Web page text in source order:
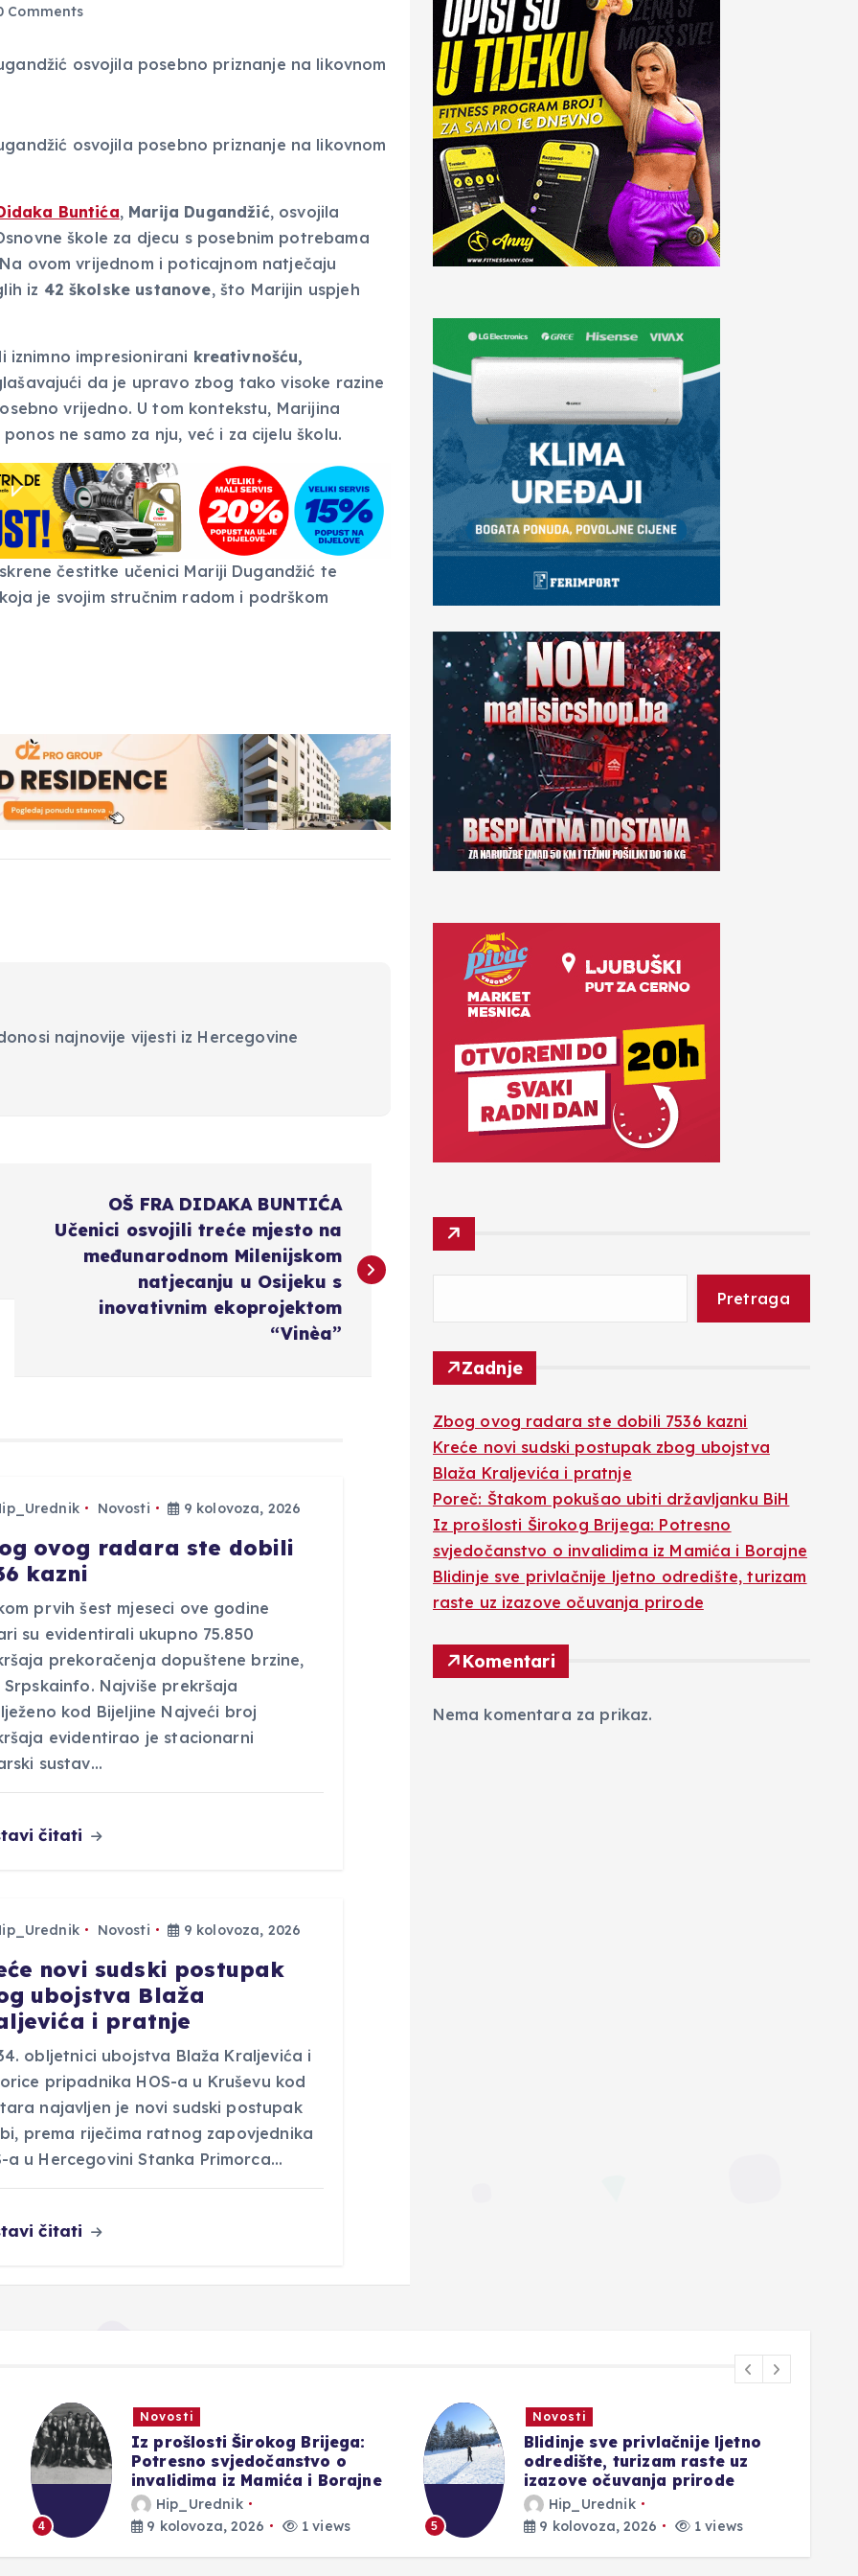
Comments
Buntića, Marija Dugandžić, osvojila
škole za djecu s posebnim potrebama
ovom vrijednom i poticajnom natječaju
iz 42 školske ustanove, što Marijin uspjeh
iznimno impresionirani kreativnošću,
da je upravo zbog tako visoke razine
vrijedno. U tom kontekstu, Marijina
ne samo za nju, već i za cijelu školu.
čestitke učenici Mariji Dugandžić te
je svojim stručnim radom i podrškom
najnovije vijesti iz Hercegovine
OŠ FRA DIDAKA BUNTIĆA
Učenici osvojili treće mjesto na
međunarodnom Milenijskom
natjecanju u Osijeku s
inovativnim ekoprojektom
“Vinèa”
Novosti 9 kolovoza, 2026
ovog radara ste dobili
kazni
prvih šest mjeseci ove godine
su evidentirali ukupno 75.850
prekoračenja dopuštene brzine,
Srpskainfo. Najviše prekršaja
kod Bijeljine Najveći broj
evidentirao je stacionarni
sustav…
čitati
Novosti 9 kolovoza, 2026
novi sudski postupak
ubojstva Blaža
i pratnje
obljetnici ubojstva Blaža Kraljevića i
pripadnika HOS-a u Kruševu kod
najavljen je novi sudski postupak
prema riječima ratnog zapovjednika
a u Hercegovini Stanka Primorca…
čitati
Pretraga
Zadnje
Zbog ovog radara ste dobili 7536 kazni
Kreće novi sudski postupak zbog ubojstva
Blaža Kraljevića i pratnje
Poreč: Štakom pokušao ubiti državljanku BiH
Iz prošlosti Širokog Brijega: Potresno
svjedočanstvo o invalidima iz Mamića i Borajne
Blidinje sve privlačnije ljetno odredište, turizam
raste uz izazove očuvanja prirode
Komentari
Nema komentara za prikaz.
5
Novosti
Blidinje sve privlačnije ljetno
odredište, turizam raste uz
izazove očuvanja prirode
Hip_Urednik
9 kolovoza, 2026
1 views 6
Novosti
Evo gdje se iz Hercegovine
trenutno najviše čeka na ulazak
u Hrvatsku
Hip_Urednik
9 kolovoza, 2026
2 views